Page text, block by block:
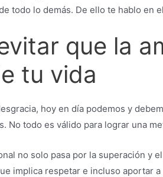
todo lo demás. De ello te hablo en
que la
tu vida
hoy en día podemos y
No todo es válido para lograr una
no solo pasa por la superación y
implica respetar e incluso aportar a